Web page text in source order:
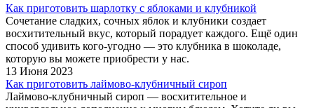
Как приготовить шарлотку с яблоками и клубникой
Сочетание сладких, сочных яблок и клубники создает
восхитительный вкус, который порадует каждого. Ещё один
способ удивить кого-угодно — это клубника в шоколаде,
которую вы можете приобрести у нас.
13 Июня 2023
Как приготовить лаймово-клубничный сироп
Лаймово-клубничный сироп — восхитительное и